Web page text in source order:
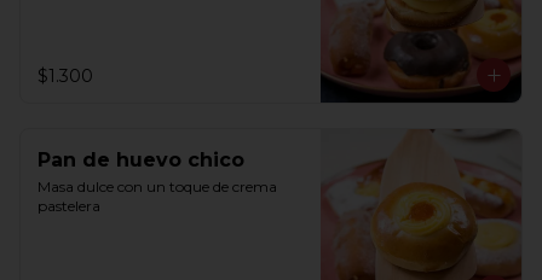
$1.300
Pan de huevo chico
Masa dulce con un toque de crema
pastelera